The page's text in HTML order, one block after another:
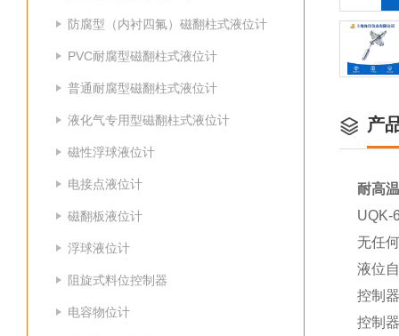
防腐型（内衬四氟）磁翻柱式液位计
PVC耐腐型磁翻柱式液位计
普通耐腐型磁翻柱式液位计
液化气专用型磁翻柱式液位计
磁性浮球液位计
电接点液位计
磁翻板液位计
浮球液位计
阻旋式料位控制器
电容物位计
产
耐高
UQK-
无任
液位
控制
控制